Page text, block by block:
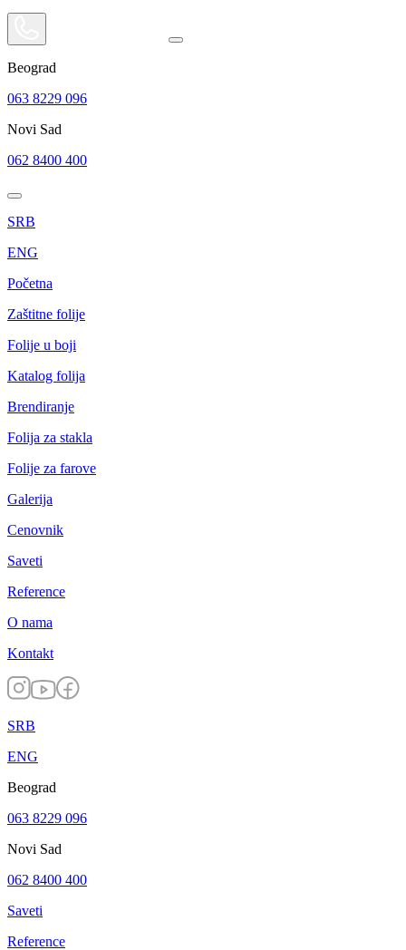
Beograd
063 8229 096
Novi Sad
062 8400 400
SRB
ENG
Početna
Zaštitne folije
Folije u boji
Katalog folija
Brendiranje
Folija za stakla
Folije za farove
Galerija
Cenovnik
Saveti
Reference
O nama
Kontakt
SRB
ENG
Beograd
063 8229 096
Novi Sad
062 8400 400
Saveti
Reference